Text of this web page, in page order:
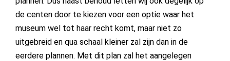
de centen door te kiezen voor een optie waar het
museum wel tot haar recht komt, maar niet zo
uitgebreid en qua schaal kleiner zal zijn dan in de
eerdere plannen. Met dit plan zal het aangelegen